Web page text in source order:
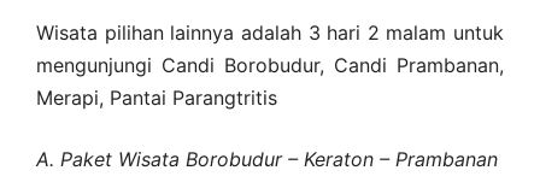
Wisata pilihan lainnya adalah 3 hari 2 malam untuk
mengunjungi Candi Borobudur, Candi Prambanan,
Merapi, Pantai Parangtritis
A. Paket Wisata Borobudur – Keraton – Prambanan